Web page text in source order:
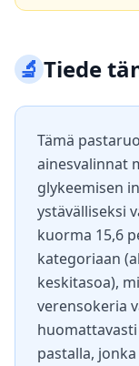
🔬Tiede
Tämä
ainesvalinnat
glykeemisen
ystävälliseksi
kuorma 15,6
kategoriaan
keskitasoa),
verensokeria
pastalla,